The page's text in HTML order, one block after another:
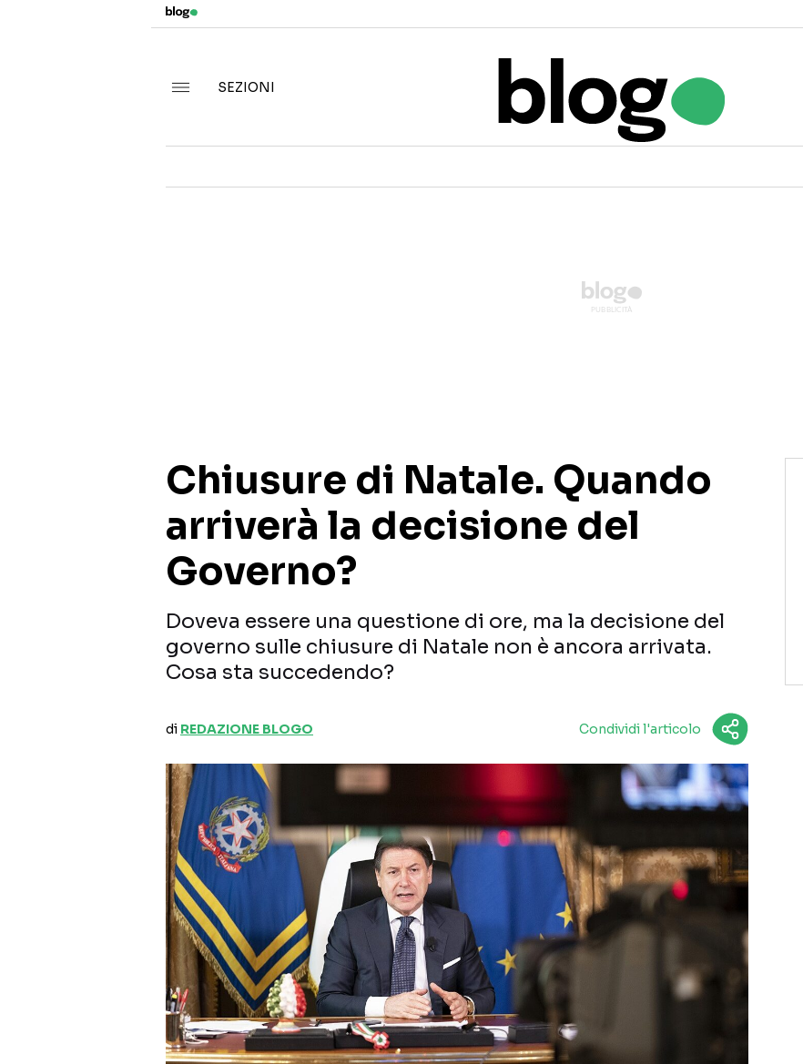
SEZIONI
Chiusure di Natale. Quando
arriverà la decisione del
Governo?
Doveva essere una questione di ore, ma la decisione del
governo sulle chiusure di Natale non è ancora arrivata.
Cosa sta succedendo?
di REDAZIONE BLOGO Condividi l'articolo